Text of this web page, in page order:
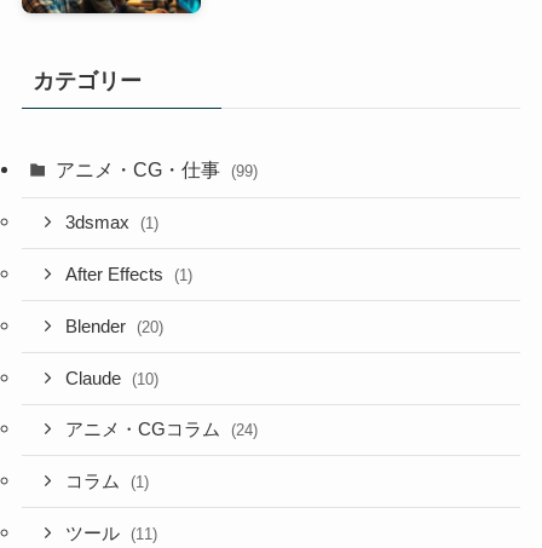
カテゴリー
アニメ・CG・仕事 (99)
3dsmax (1)
After Effects (1)
Blender (20)
Claude (10)
アニメ・CGコラム (24)
コラム (1)
ツール (11)